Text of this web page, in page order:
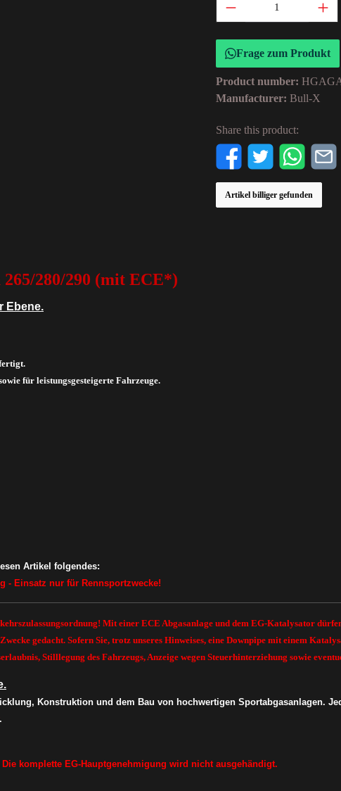
Frage zum Produkt
Product number:
Manufacturer:Bull-X
Share this product:
Artikel billiger gefunden
280/290 (mit ECE*)
Ebene.
für leistungsgesteigerte Fahrzeuge.
Artikel folgendes:
- Einsatz nur für Rennsportzwecke!
! Mit einer ECE Abgasanlage und dem EG-Katalysator
gedacht. Sofern Sie, trotz unseres Hinweises, eine Downpipe mit einem
Stilllegung des Fahrzeugs, Anzeige wegen Steuerhinterziehung sowie
Konstruktion und dem Bau von hochwertigen Sportabgasanlagen.
.
komplette EG-Hauptgenehmigung wird nicht ausgehändigt.